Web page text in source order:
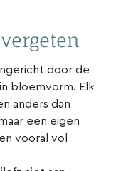
door de
bloemvorm. Elk
anders dan
een eigen
vooral vol